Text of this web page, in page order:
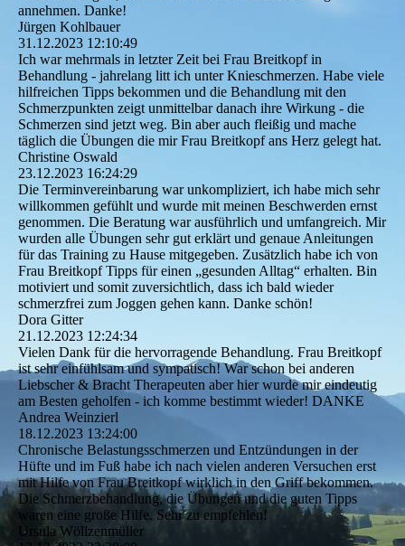
annehmen. Danke!
Jürgen Kohlbauer
31.12.2023 12:10:49
Ich war mehrmals in letzter Zeit bei Frau Breitkopf in
Behandlung - jahrelang litt ich unter Knieschmerzen. Habe viele
hilfreichen Tipps bekommen und die Behandlung mit den
Schmerzpunkten zeigt unmittelbar danach ihre Wirkung - die
Schmerzen sind jetzt weg. Bin aber auch fleißig und mache
täglich die Übungen die mir Frau Breitkopf ans Herz gelegt hat.
Christine Oswald
23.12.2023 16:24:29
Die Terminvereinbarung war unkompliziert, ich habe mich sehr
willkommen gefühlt und wurde mit meinen Beschwerden ernst
genommen. Die Beratung war ausführlich und umfangreich. Mir
wurden alle Übungen sehr gut erklärt und genaue Anleitungen
für das Training zu Hause mitgegeben. Zusätzlich habe ich von
Frau Breitkopf Tipps für einen „gesunden Alltag“ erhalten. Bin
motiviert und somit zuversichtlich, dass ich bald wieder
schmerzfrei zum Joggen gehen kann. Danke schön!
Dora Gitter
21.12.2023 12:24:34
Vielen Dank für die hervorragende Behandlung. Frau Breitkopf
ist sehr einfühlsam und sympatisch! War schon bei anderen
Liebscher & Bracht Therapeuten aber hier wurde mir eindeutig
am Besten geholfen - ich komme bestimmt wieder! DANKE
Andrea Weinzierl
18.12.2023 13:24:00
Chronische Belastungsschmerzen und Entzündungen in der
Hüfte und im Fuß habe ich nach vielen anderen Versuchen erst
mit Hilfe von Frau Breitkopf wirklich in den Griff bekommen.
Die Schmerzbehandlung, die Übungen und die guten Tipps
waren eine große Hilfe. Sehr zu empfehlen!
Ursula Wöllzenmüller